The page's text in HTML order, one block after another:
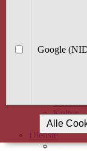
Kultur
Alle
Dienste
Google
Alle